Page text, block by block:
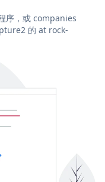
序，或 companies
的 at rock-